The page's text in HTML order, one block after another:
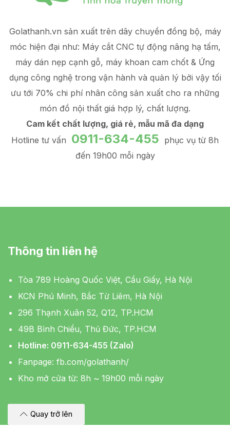
Golathanh.vn sản xuất trên dây chuyền đồng bộ, máy
móc hiện đại như: Máy cắt CNC tự động nâng hạ tấm,
máy dán nẹp cạnh gỗ, máy khoan cam chốt & Ứng
dụng công nghệ trong vận hành và quản lý bởi vậy tối
ưu tới 70% chi phí nhân công sản xuất cho ra những
món đồ nội thất giá hợp lý, chất lượng.
Cam kết chất lượng, giá rẻ, mẫu mã đa dạng
Hotline tư vấn 0911-634-455 phục vụ từ 8h
đến 19h00 mỗi ngày
Thông tin liên hệ
Tòa 789 Hoàng Quốc Việt, Cầu Giấy, Hà Nội
KCN Phú Minh, Bắc Từ Liêm, Hà Nội
296 Thạnh Xuân 52, Q12, TP.HCM
49B Bình Chiểu, Thủ Đức, TP.HCM
Hotline: 0911-634-455 (Zalo)
Fanpage: fb.com/golathanh/
Kho mở cửa từ: 8h ~ 19h00 mỗi ngày
Quay trở lên